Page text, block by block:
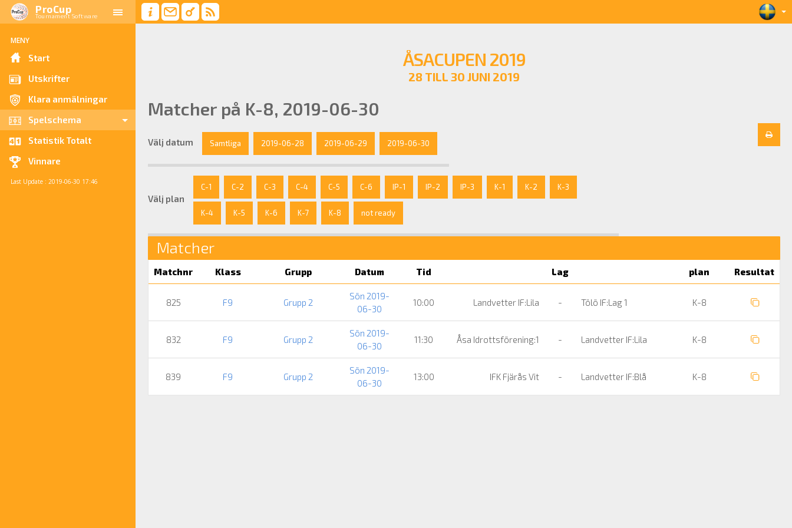
ProCup
Tournament Software
MENY
Start
Utskrifter
Klara anmälningar
Spelschema
Statistik Totalt
Vinnare
Last Update : 2019-06-30 17:46
ÅSACUPEN 2019
28 TILL 30 JUNI 2019
Matcher på K-8, 2019-06-30
Välj datum Samtliga 2019-06-28 2019-06-29 2019-06-30
Välj plan
C-1 C-2 C-3 C-4 C-5 C-6 IP-1 IP-2 IP-3 K-1 K-2 K-3
K-4 K-5 K-6 K-7 K-8 not ready
Matcher
Matchnr Klass Grupp Datum Tid Lag plan Resultat
825 F9 Grupp 2
Sön 2019-
06-30
10:00 Landvetter IF:Lila - Tölö IF:Lag 1 K-8
832 F9 Grupp 2
Sön 2019-
06-30
11:30 Åsa Idrottsförening:1 - Landvetter IF:Lila K-8
839 F9 Grupp 2
Sön 2019-
06-30
13:00 IFK Fjärås Vit - Landvetter IF:Blå K-8